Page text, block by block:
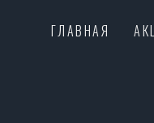
ГЛАВНАЯ